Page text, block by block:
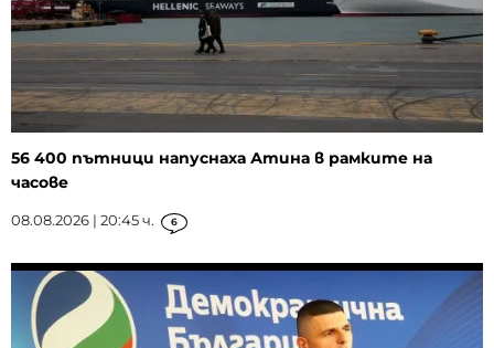
56 400 пътници напуснаха Атина в рамките на
часове
08.08.2026 | 20:45 ч. 6